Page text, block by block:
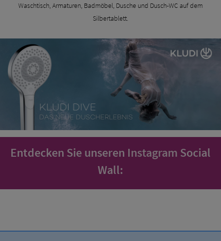
Waschtisch, Armaturen, Badmöbel, Dusche und Dusch-WC auf dem
Silbertablett.
Entdecken Sie unseren Instagram Social
Wall: